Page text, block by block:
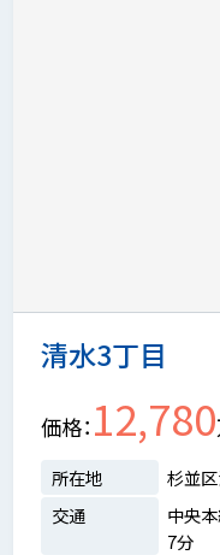
清水3丁目
価格 12,780
所在地
杉並
交通
中央
7分